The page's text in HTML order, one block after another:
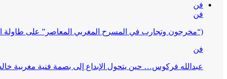
فن
فن
(“مخرجون وتجارب في المسرح المغربي المعاصر” على طاولة
فن
عبدالله فركوس… حين يتحول الإبداع إلى بصمة فنية مغربية